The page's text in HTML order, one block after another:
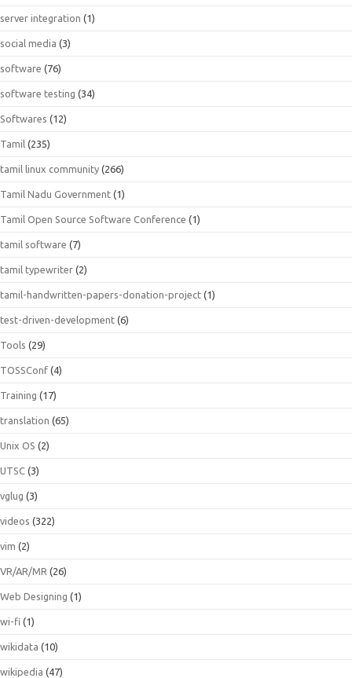
server integration (1)
social media (3)
software (76)
software testing (34)
Softwares (12)
Tamil (235)
tamil linux community (266)
Tamil Nadu Government (1)
Tamil Open Source Software Conference (1)
tamil software (7)
tamil typewriter (2)
tamil-handwritten-papers-donation-project (1)
test-driven-development (6)
Tools (29)
TOSSConf (4)
Training (17)
translation (65)
Unix OS (2)
UTSC (3)
vglug (3)
videos (322)
vim (2)
VR/AR/MR (26)
Web Designing (1)
wi-fi (1)
wikidata (10)
wikipedia (47)